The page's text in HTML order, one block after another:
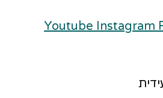
Youtube Instagram